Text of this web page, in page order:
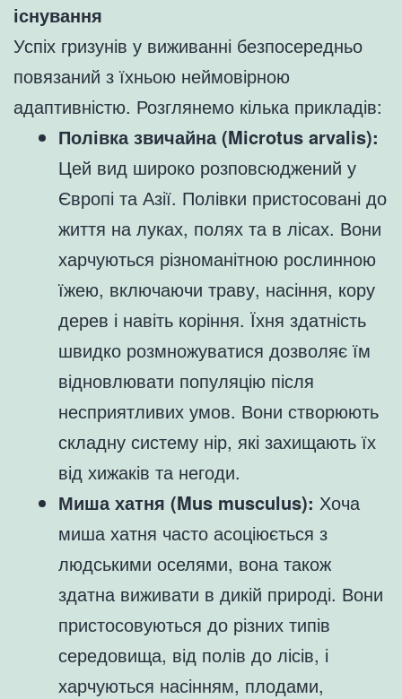
існування
Успіх гризунів у виживанні безпосередньо
повязаний з їхньою неймовірною
адаптивністю. Розглянемо кілька прикладів:
Полівка звичайна (Microtus arvalis):
Цей вид широко розповсюджений у
Європі та Азії. Полівки пристосовані до
життя на луках, полях та в лісах. Вони
харчуються різноманітною рослинною
їжею, включаючи траву, насіння, кору
дерев і навіть коріння. Їхня здатність
швидко розмножуватися дозволяє їм
відновлювати популяцію після
несприятливих умов. Вони створюють
складну систему нір, які захищають їх
від хижаків та негоди.
Миша хатня (Mus musculus): Хоча
миша хатня часто асоціюється з
людськими оселями, вона також
здатна виживати в дикій природі. Вони
пристосовуються до різних типів
середовища, від полів до лісів, і
харчуються насінням, плодами,